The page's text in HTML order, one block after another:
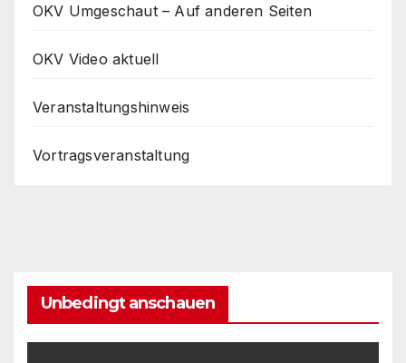
OKV Umgeschaut – Auf anderen Seiten
OKV Video aktuell
Veranstaltungshinweis
Vortragsveranstaltung
Unbedingt anschauen